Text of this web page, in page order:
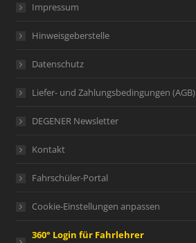
Impressum
Hinweisgeberstelle
Datenschutz
Liefer- und Zahlungsbedingungen (AGB)
DEGENER Newsletter
Kontakt
Fahrschüler-Portal
Cookie-Einstellungen anpassen
360° Login für Fahrlehrer